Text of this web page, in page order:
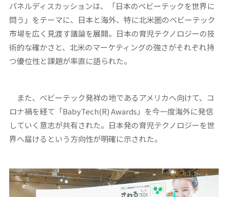
パネルディスカッションは、「日本のベビーテックを世界に
問う」をテーマに、日本と海外、特に北米圏のベビーテック
市場を広く見渡す議論を展開。日本の育児テクノロジーの技
術的な確かさと、北米のマーケティングの強さがそれぞれ持
つ優位性と課題が率直に語られた。
また、ベビーテック発祥の地であるアメリカへ向けて、コ
ロナ禍を経て「BabyTech(R) Awards」を今一度海外に発信
していく意志が共有された。日本発の育児テクノロジーを世
界へ届けるという方向性が明確に示された。